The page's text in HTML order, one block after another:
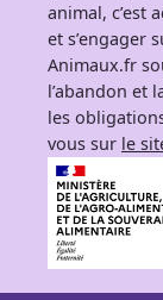
animal, c’est
et s’engager
Animaux.fr
l’abandon et
les
vous sur le